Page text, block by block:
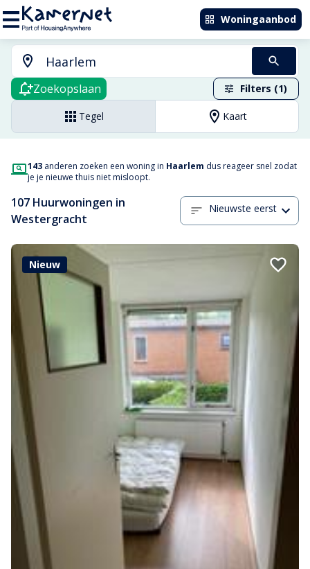
Woningaanbod
Zoekopslaan Filters (1)
Tegel Kaart
143 anderen zoeken een woning in Haarlem dus reageer snel zodat
je je nieuwe thuis niet misloopt.
107 Huurwoningen in
Westergracht
Nieuwste eerst
Nieuw